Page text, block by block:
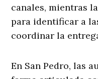
canales, mientras
para identificar a
coordinar la
En San Pedro, las